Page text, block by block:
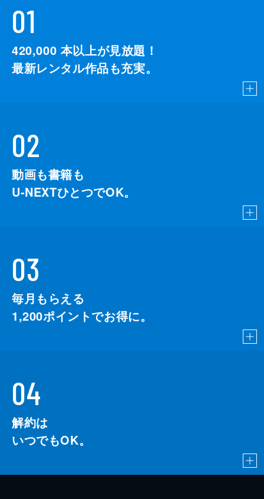
01
420,000 本以上が見放題！
最新レンタル作品も充実。
02
動画も書籍も
U-NEXTひとつでOK。
03
毎月もらえる
1,200ポイントでお得に。
04
解約は
いつでもOK。